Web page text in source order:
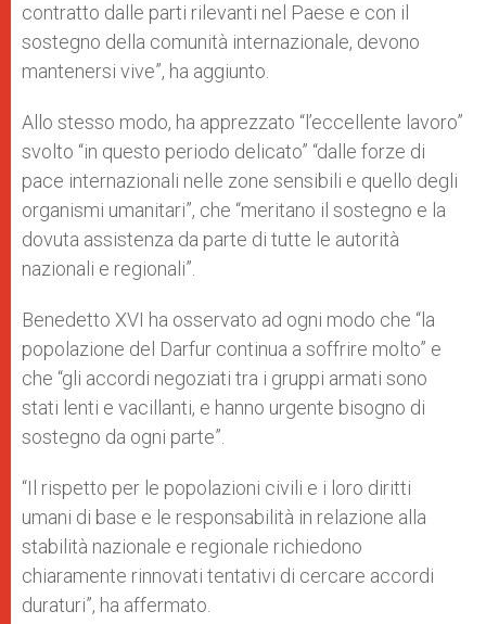
contratto dalle parti rilevanti nel Paese e con il
sostegno della comunità internazionale, devono
mantenersi vive”, ha aggiunto.
Allo stesso modo, ha apprezzato “l’eccellente lavoro”
svolto “in questo periodo delicato” “dalle forze di
pace internazionali nelle zone sensibili e quello degli
organismi umanitari”, che “meritano il sostegno e la
dovuta assistenza da parte di tutte le autorità
nazionali e regionali”.
Benedetto XVI ha osservato ad ogni modo che “la
popolazione del Darfur continua a soffrire molto” e
che “gli accordi negoziati tra i gruppi armati sono
stati lenti e vacillanti, e hanno urgente bisogno di
sostegno da ogni parte”.
“Il rispetto per le popolazioni civili e i loro diritti
umani di base e le responsabilità in relazione alla
stabilità nazionale e regionale richiedono
chiaramente rinnovati tentativi di cercare accordi
duraturi”, ha affermato.